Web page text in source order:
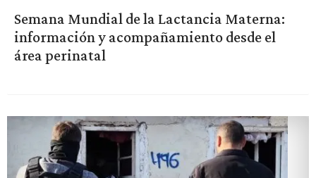
Semana Mundial de la Lactancia Materna:
información y acompañamiento desde el
área perinatal